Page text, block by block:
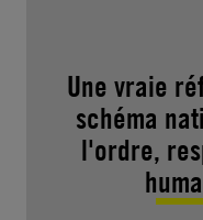
Une vraie
schéma
l'ordre,